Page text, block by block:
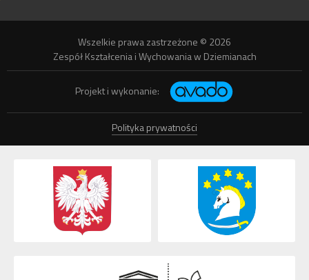
Wszelkie prawa zastrzeżone © 2026
Zespół Kształcenia i Wychowania w Dziemianach
Projekt i wykonanie:
Polityka prywatności